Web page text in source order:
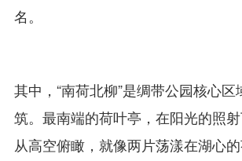
名。
其中，“南荷北柳”是绸带公园核心
筑。最南端的荷叶亭，在阳光的照射
从高空俯瞰，就像两片荡漾在湖心